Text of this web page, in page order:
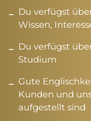
Du verfügst
Wissen,
Du verfügst
Studium
Gute
Kunden und
aufgestellt sind